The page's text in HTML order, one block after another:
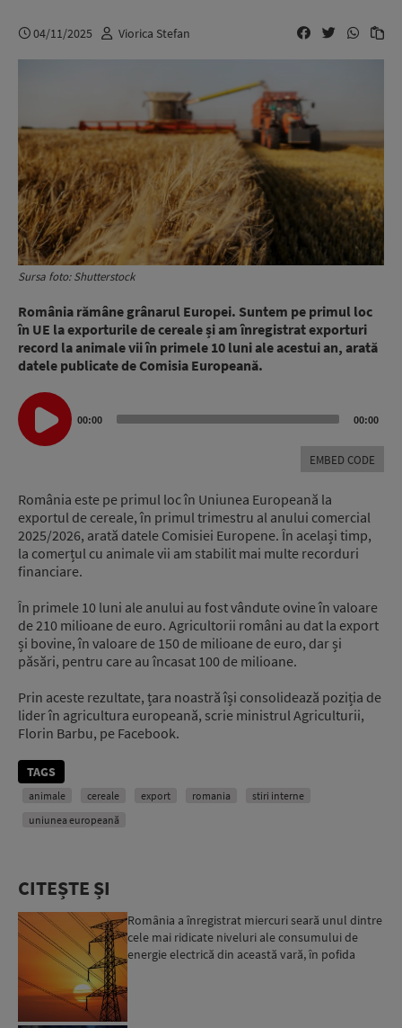
04/11/2025 Viorica Stefan
Sursa foto: Shutterstock
România rămâne grânarul Europei. Suntem pe primul loc
în UE la exporturile de cereale și am înregistrat exporturi
record la animale vii în primele 10 luni ale acestui an, arată
datele publicate de Comisia Europeană.
Audio
Player
00:00 00:00
EMBED CODE
România este pe primul loc în Uniunea Europeană la
exportul de cereale, în primul trimestru al anului comercial
2025/2026, arată datele Comisiei Europene. În același timp,
la comerțul cu animale vii am stabilit mai multe recorduri
financiare.
În primele 10 luni ale anului au fost vândute ovine în valoare
de 210 milioane de euro. Agricultorii români au dat la export
și bovine, în valoare de 150 de milioane de euro, dar și
păsări, pentru care au încasat 100 de milioane.
Prin aceste rezultate, țara noastră își consolidează poziția de
lider în agricultura europeană, scrie ministrul Agriculturii,
Florin Barbu, pe Facebook.
TAGS
animale cereale export romania
stiri interne
uniunea europeană
CITEȘTE ȘI
România a înregistrat miercuri seară unul dintre
cele mai ridicate niveluri ale consumului de
energie electrică din această vară, în pofida